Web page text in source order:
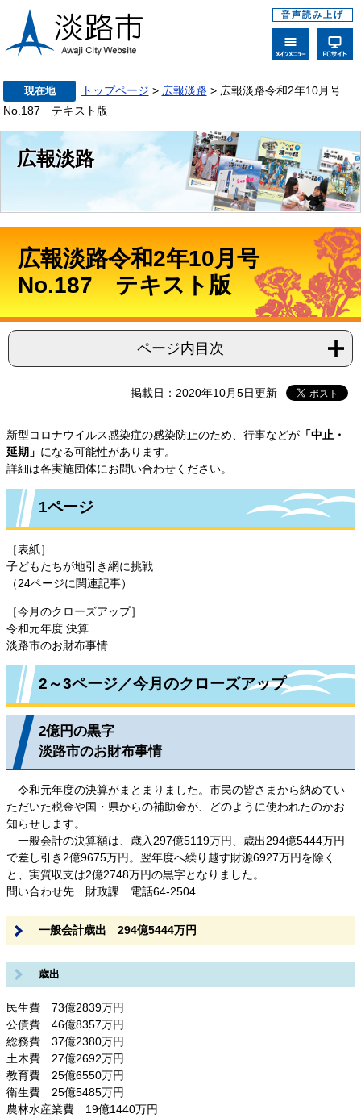
音声読み上げ
現在地 トップページ > 広報淡路 > 広報淡路令和2年10月号
No.187 テキスト版
広報淡路
広報淡路令和2年10月号
No.187 テキスト版
ページ内目次
掲載日：2020年10月5日更新
新型コロナウイルス感染症の感染防止のため、行事などが 「中止・
延期」 になる可能性があります。
詳細は各実施団体にお問い合わせください。
1ページ
［表紙］
子どもたちが地引き網に挑戦
（24ページに関連記事）
［今月のクローズアップ］
令和元年度 決算
淡路市のお財布事情
2～3ページ／今月のクローズアップ
2億円の黒字
淡路市のお財布事情
令和元年度の決算がまとまりました。市民の皆さまから納めてい
ただいた税金や国・県からの補助金が、どのように使われたのかお
知らせします。
一般会計の決算額は、歳入297億5119万円、歳出294億5444万円
で差し引き2億9675万円。翌年度へ繰り越す財源6927万円を除く
と、実質収支は2億2748万円の黒字となりました。
問い合わせ先 財政課 電話64-2504
一般会計歳出 294億5444万円
歳出
民生費 73億2839万円
公債費 46億8357万円
総務費 37億2380万円
土木費 27億2692万円
教育費 25億6550万円
衛生費 25億5485万円
農林水産業費 19億1440万円